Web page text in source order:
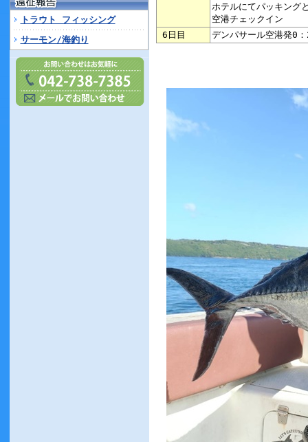
トラウト フィッシング
サーモン/海釣り
ホテルにてパッキング
空港チェックイン
6日目
デンパサール空港発0